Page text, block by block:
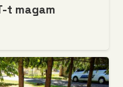
t magam